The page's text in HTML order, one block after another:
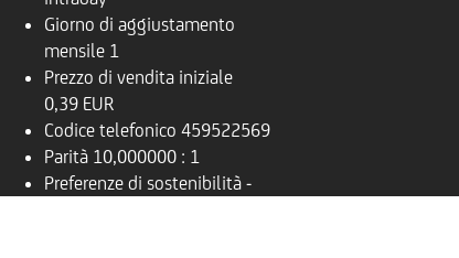
Giorno di aggiustamento
mensile 1
Prezzo di vendita iniziale
0,39 EUR
Codice telefonico 459522569
Parità 10,000000 : 1
Preferenze di sostenibilità -